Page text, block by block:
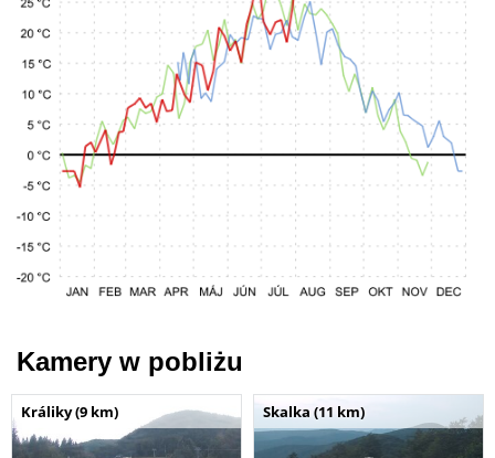
Kamery w pobliżu
Králiky (9 km) Skalka (11 km)